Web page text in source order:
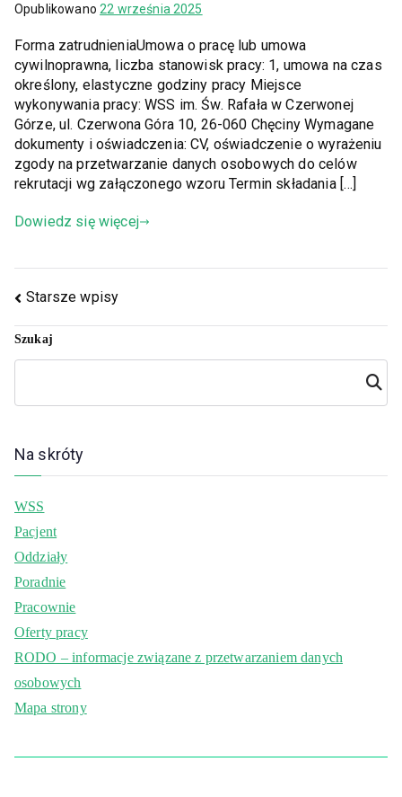
Opublikowano22 września 2025
Forma zatrudnieniaUmowa o pracę lub umowa
cywilnoprawna, liczba stanowisk pracy: 1, umowa na czas
określony, elastyczne godziny pracy Miejsce
wykonywania pracy: WSS im. Św. Rafała w Czerwonej
Górze, ul. Czerwona Góra 10, 26-060 Chęciny Wymagane
dokumenty i oświadczenia: CV, oświadczenie o wyrażeniu
zgody na przetwarzanie danych osobowych do celów
rekrutacji wg załączonego wzoru Termin składania […]
Dowiedz się więcej
Starsze wpisy
Szukaj
Szuka
j
Na skróty
WSS
Pacjent
Oddziały
Poradnie
Pracownie
Oferty pracy
RODO – informacje związane z przetwarzaniem danych
osobowych
Mapa strony